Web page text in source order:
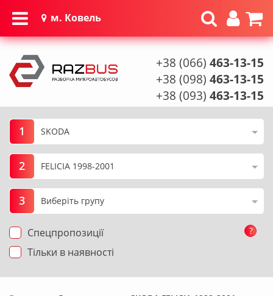
м. Ковель
+38 (066) 463-13-15
+38 (098) 463-13-15
+38 (093) 463-13-15
1
2
3
Спецпропозиції
Тільки в наявності
?